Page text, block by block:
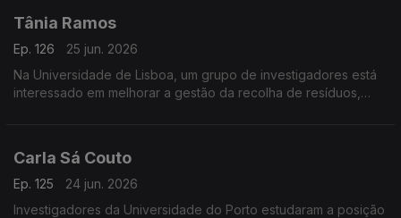
Tânia Ramos
Ep. 126
25 jun. 2026
Na Universidade de Lisboa, um grupo de investigadores está
interessado em melhorar a gestão da recolha de resíduos,
Carla Sá Couto
Ep. 125
24 jun. 2026
Investigadores da Universidade do Porto estudaram a posição